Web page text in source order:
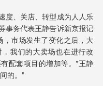
度、关店、转型成为人人乐
事务代表王静告诉新京报记
，市场发生了变化之后，大
我们的大卖场也在进行改
配套项目的增加等。”王静
的。”